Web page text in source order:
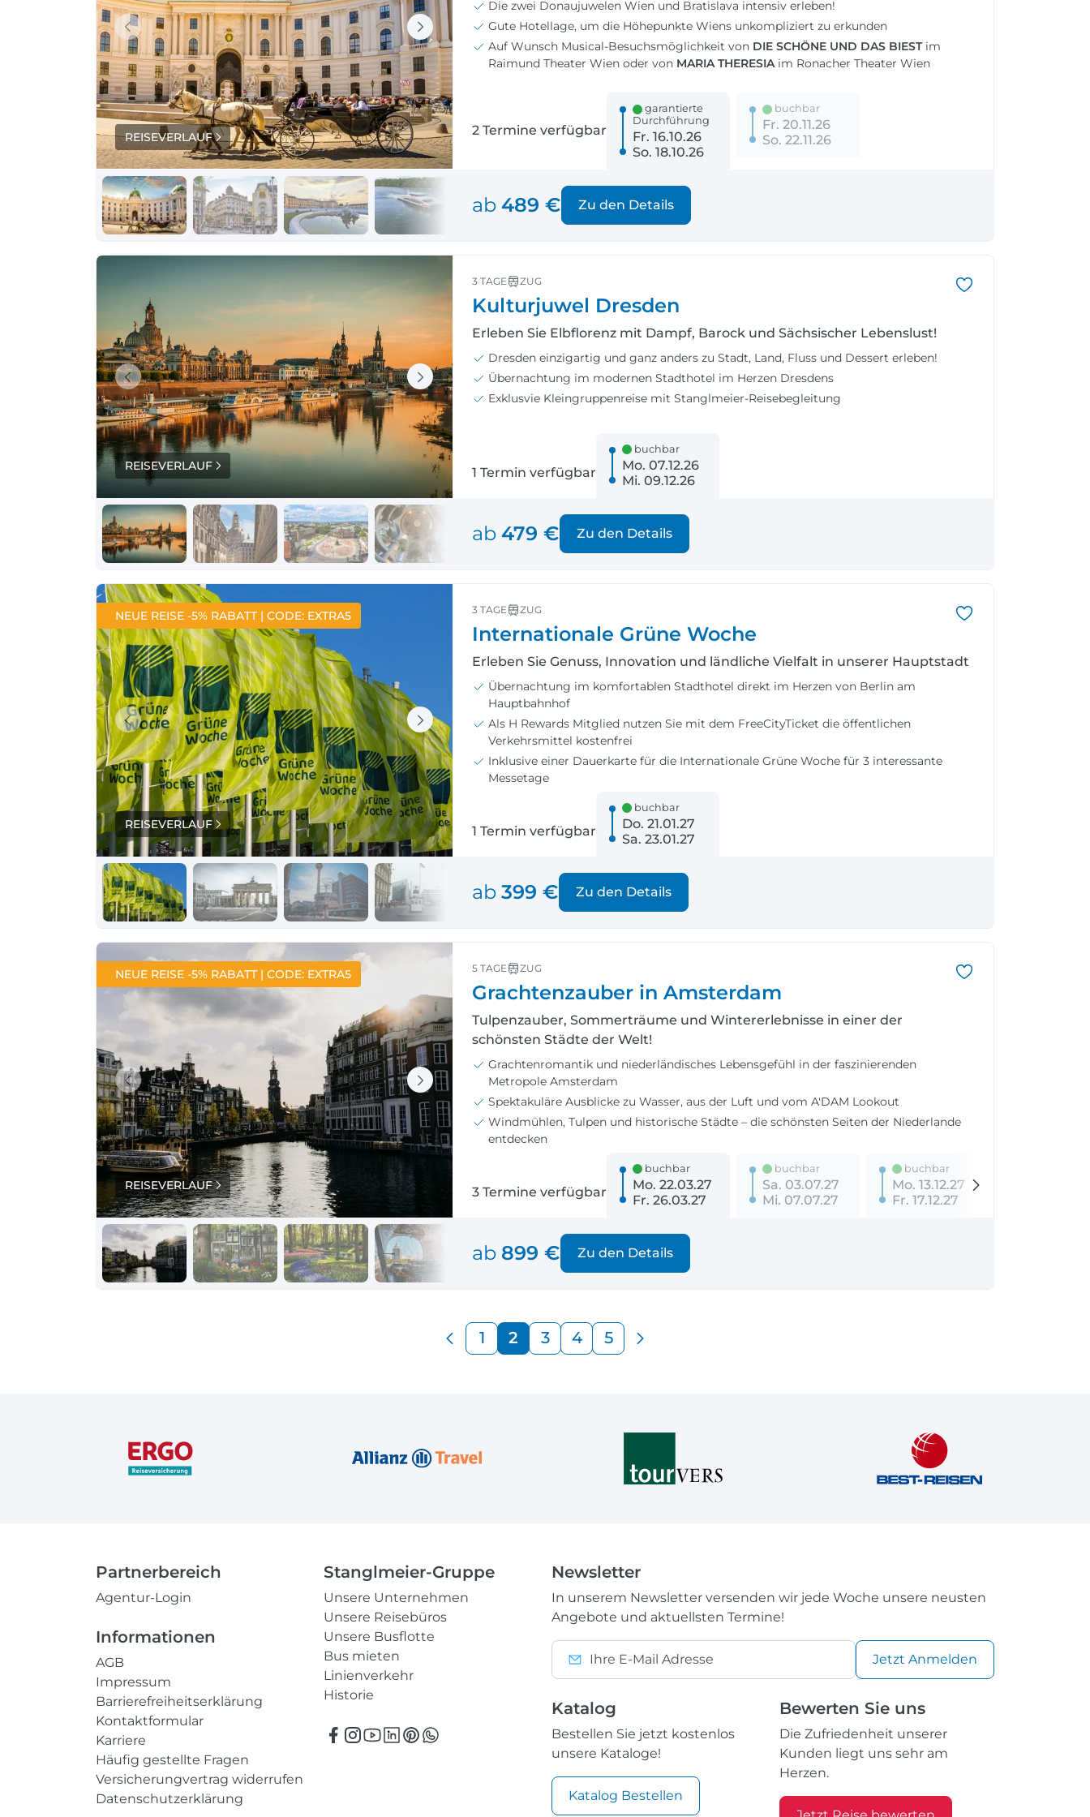
REISEVERLAUF
Die zwei Donaujuwelen Wien und Bratislava intensiv erleben!
Gute Hotellage, um die Höhepunkte Wiens unkompliziert zu erkunden
Auf Wunsch Musical-Besuchsmöglichkeit von DIE SCHÖNE UND DAS BIEST im
Raimund Theater Wien oder von MARIA THERESIAim Ronacher Theater Wien
garantierte
Durchführung
Fr. 16.10.26
So. 18.10.26
buchbar
Fr. 20.11.26
So. 22.11.26
2 Termine verfügbar
ab 489 € Zu den Details
REISEVERLAUF
3 TAGE ZUG
Kulturjuwel Dresden
Erleben Sie Elbflorenz mit Dampf, Barock und Sächsischer Lebenslust!
Dresden einzigartig und ganz anders zu Stadt, Land, Fluss und Dessert erleben!
Übernachtung im modernen Stadthotel im Herzen Dresdens
Exklusvie Kleingruppenreise mit Stanglmeier-Reisebegleitung
buchbar
Mo. 07.12.26
Mi. 09.12.26
1 Termin verfügbar
ab 479 € Zu den Details
NEUE REISE -5% RABATT | CODE: EXTRA5
REISEVERLAUF
3 TAGE ZUG
Internationale Grüne Woche
Erleben Sie Genuss, Innovation und ländliche Vielfalt in unserer Hauptstadt
Übernachtung im komfortablen Stadthotel direkt im Herzen von Berlin am
Hauptbahnhof
Als H Rewards Mitglied nutzen Sie mit dem FreeCityTicket die öffentlichen
Verkehrsmittel kostenfrei
Inklusive einer Dauerkarte für die Internationale Grüne Woche für 3 interessante
Messetage
buchbar
Do. 21.01.27
Sa. 23.01.27
1 Termin verfügbar
ab 399 € Zu den Details
NEUE REISE -5% RABATT | CODE: EXTRA5
REISEVERLAUF
5 TAGE ZUG
Grachtenzauber in Amsterdam
Tulpenzauber, Sommerträume und Wintererlebnisse in einer der
schönsten Städte der Welt!
Grachtenromantik und niederländisches Lebensgefühl in der faszinierenden
Metropole Amsterdam
Spektakuläre Ausblicke zu Wasser, aus der Luft und vom A'DAM Lookout
Windmühlen, Tulpen und historische Städte – die schönsten Seiten der Niederlande
entdecken
buchbar
Mo. 22.03.27
Fr. 26.03.27
buchbar
Sa. 03.07.27
Mi. 07.07.27
buchbar
Mo. 13.12.27
Fr. 17.12.27
3 Termine verfügbar
ab 899 € Zu den Details
1 2 3 4 5
Partnerbereich
Agentur-Login
Informationen
AGB
Impressum
Barrierefreiheitserklärung
Kontaktformular
Karriere
Häufig gestellte Fragen
Versicherungvertrag widerrufen
Datenschutzerklärung
Stanglmeier-Gruppe
Unsere Unternehmen
Unsere Reisebüros
Unsere Busflotte
Bus mieten
Linienverkehr
Historie
Newsletter
In unserem Newsletter versenden wir jede Woche unsere neusten
Angebote und aktuellsten Termine!
Jetzt Anmelden
Katalog
Bestellen Sie jetzt kostenlos
unsere Kataloge!
Katalog Bestellen
Bewerten Sie uns
Die Zufriedenheit unserer
Kunden liegt uns sehr am
Herzen.